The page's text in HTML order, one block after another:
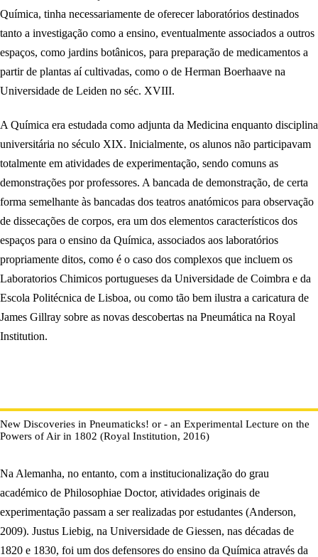
Química, tinha necessariamente de oferecer laboratórios destinados
tanto a investigação como a ensino, eventualmente associados a outros
espaços, como jardins botânicos, para preparação de medicamentos a
partir de plantas aí cultivadas, como o de Herman Boerhaave na
Universidade de Leiden no séc. XVIII.
A Química era estudada como adjunta da Medicina enquanto disciplina
universitária no século XIX. Inicialmente, os alunos não participavam
totalmente em atividades de experimentação, sendo comuns as
demonstrações por professores. A bancada de demonstração, de certa
forma semelhante às bancadas dos teatros anatómicos para observação
de dissecações de corpos, era um dos elementos característicos dos
espaços para o ensino da Química, associados aos laboratórios
propriamente ditos, como é o caso dos complexos que incluem os
Laboratorios Chimicos portugueses da Universidade de Coimbra e da
Escola Politécnica de Lisboa, ou como tão bem ilustra a caricatura de
James Gillray sobre as novas descobertas na Pneumática na Royal
Institution.
New Discoveries in Pneumaticks! or - an Experimental Lecture on the
Powers of Air in 1802 (Royal Institution, 2016)
Na Alemanha, no entanto, com a institucionalização do grau
académico de Philosophiae Doctor, atividades originais de
experimentação passam a ser realizadas por estudantes (Anderson,
2009). Justus Liebig, na Universidade de Giessen, nas décadas de
1820 e 1830, foi um dos defensores do ensino da Química através da